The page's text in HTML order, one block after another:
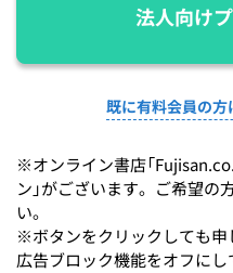
法人向け
既に有料会員の
※オンライン書店「
ン」がございます。ご希望の
い。
※ボタンをクリックしても
広告ブロック機能をオフにし